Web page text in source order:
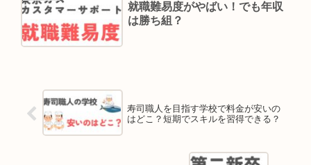
就職難易度がやばい！でも年収
は勝ち組？
寿司職人を目指す学校で料金が安いの
はどこ？短期でスキルを習得できる？